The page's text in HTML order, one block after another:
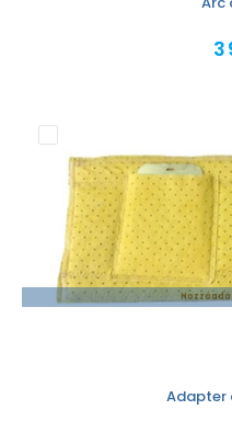
3
Adapter